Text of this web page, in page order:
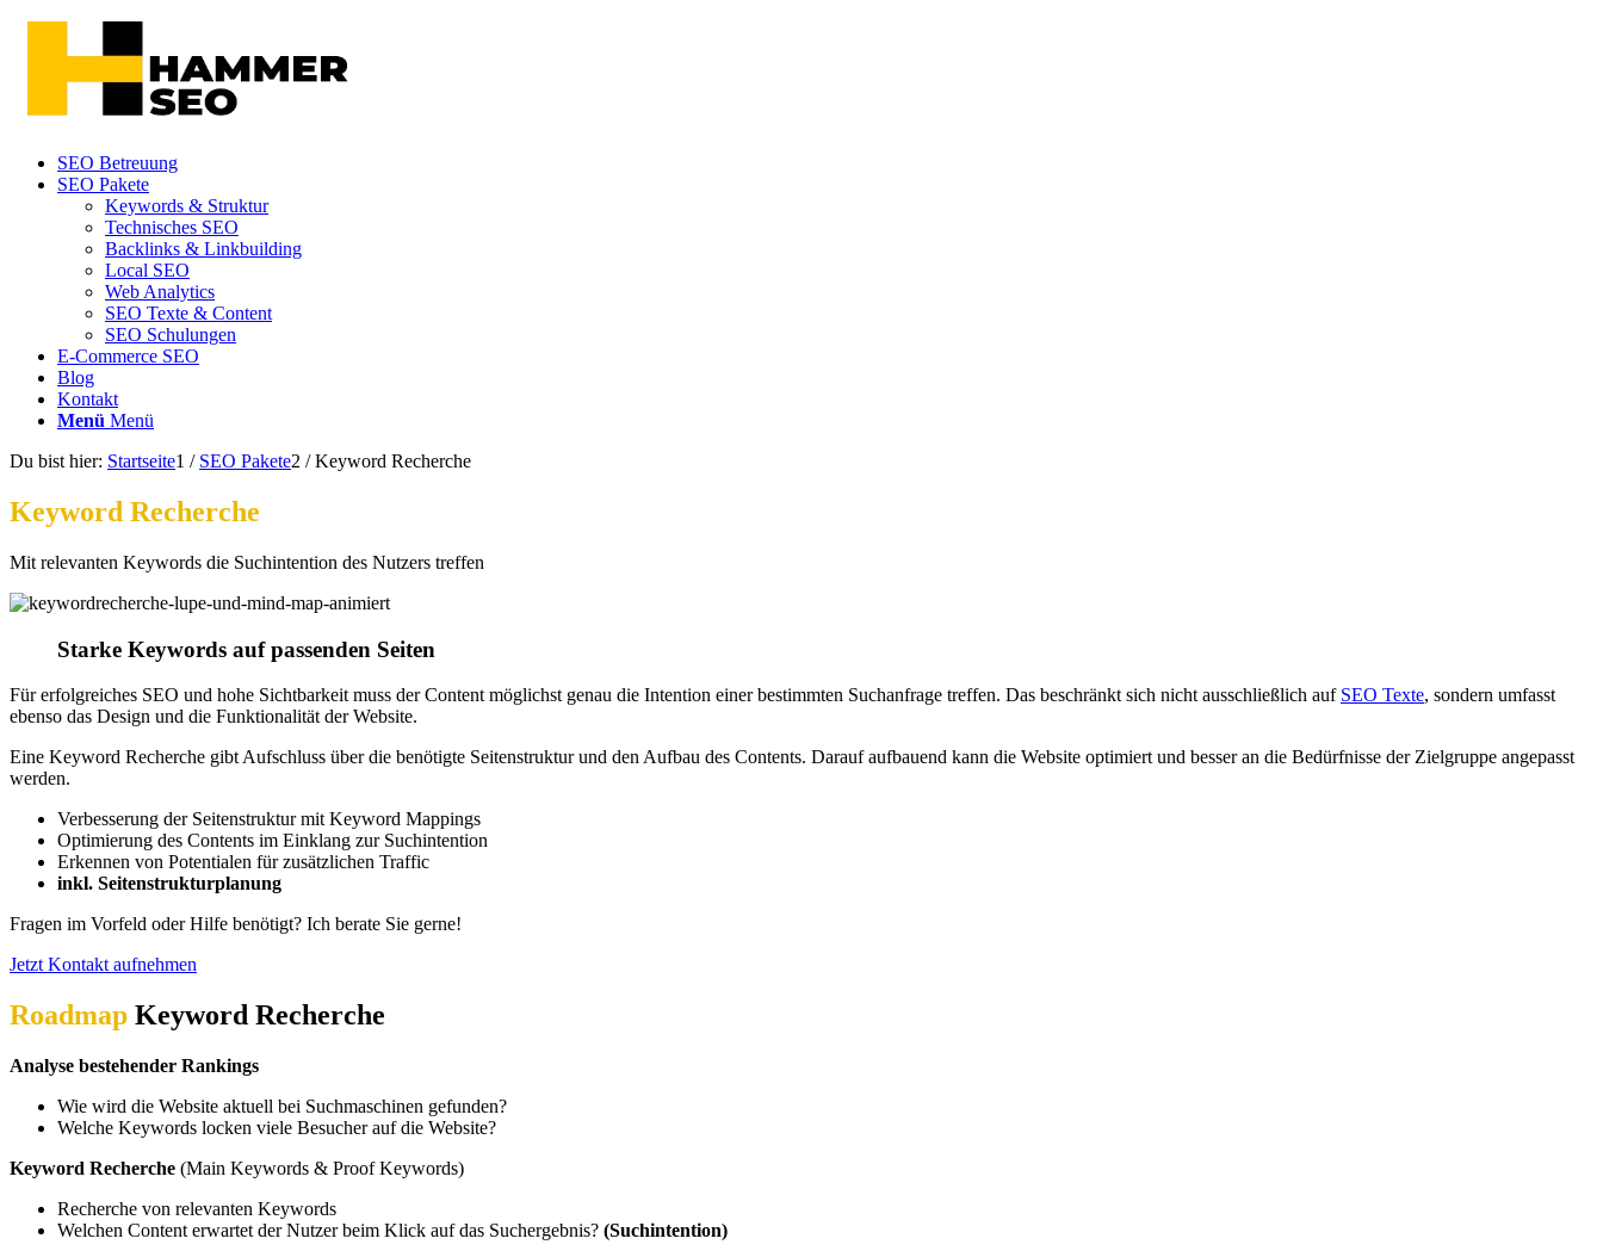
SEO Betreuung
SEO Pakete
Keywords & Struktur
Technisches SEO
Backlinks & Linkbuilding
Local SEO
Web Analytics
SEO Texte & Content
SEO Schulungen
E-Commerce SEO
Blog
Kontakt
Menü Menü
Du bist hier: Startseite1 / SEO Pakete2 / Keyword Recherche
Keyword Recherche
Mit relevanten Keywords die Suchintention des Nutzers treffen
Starke Keywords auf passenden Seiten
Für erfolgreiches SEO und hohe Sichtbarkeit muss der Content möglichst genau die Intention einer bestimmten Suchanfrage treffen. Das beschränkt sich nicht ausschließlich auf SEO Texte, sondern umfasst
ebenso das Design und die Funktionalität der Website.
Eine Keyword Recherche gibt Aufschluss über die benötigte Seitenstruktur und den Aufbau des Contents. Darauf aufbauend kann die Website optimiert und besser an die Bedürfnisse der Zielgruppe angepasst
werden.
Verbesserung der Seitenstruktur mit Keyword Mappings
Optimierung des Contents im Einklang zur Suchintention
Erkennen von Potentialen für zusätzlichen Traffic
inkl. Seitenstrukturplanung
Fragen im Vorfeld oder Hilfe benötigt? Ich berate Sie gerne!
Jetzt Kontakt aufnehmen
Roadmap Keyword Recherche
Analyse bestehender Rankings
Wie wird die Website aktuell bei Suchmaschinen gefunden?
Welche Keywords locken viele Besucher auf die Website?
Keyword Recherche (Main Keywords & Proof Keywords)
Recherche von relevanten Keywords
Welchen Content erwartet der Nutzer beim Klick auf das Suchergebnis? (Suchintention)